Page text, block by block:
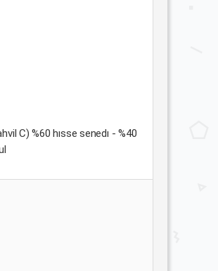
C) %60 hısse senedı - %40